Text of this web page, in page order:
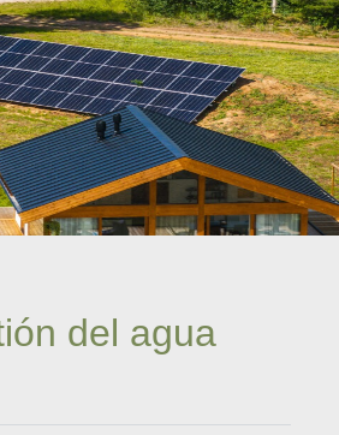
del agua